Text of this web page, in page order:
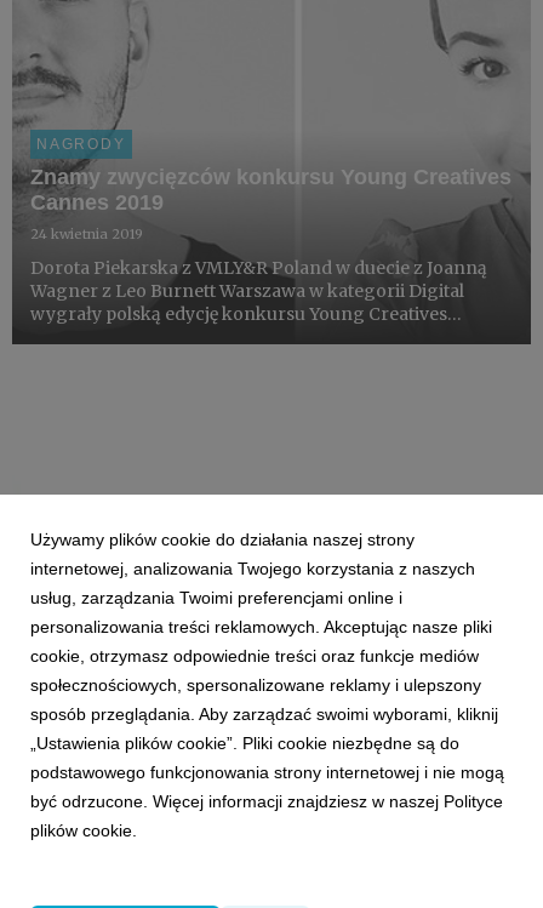
NAGRODY
Znamy zwycięzców konkursu Young Creatives
Cannes 2019
24 kwietnia 2019
Dorota Piekarska z VMLY&R Poland w duecie z Joanną
Wagner z Leo Burnett Warszawa w kategorii Digital
wygrały polską edycję konkursu Young Creatives
LUDZIE
Dariusz Andrian i Paweł Loedl jurorami Effie
Awards 2019
14 czerwca 2019
Dariusz Andrian, Chief Executive Officer oraz Paweł
Loedl, Chief Strategy Officer w VMLY&R Poland,
zasiadają w jury jubileuszowej, 20-tej edycji Effie Awards
Używamy plików cookie do działania naszej strony
internetowej, analizowania Twojego korzystania z naszych
usług, zarządzania Twoimi preferencjami online i
personalizowania treści reklamowych. Akceptując nasze pliki
cookie, otrzymasz odpowiednie treści oraz funkcje mediów
społecznościowych, spersonalizowane reklamy i ulepszony
sposób przeglądania. Aby zarządzać swoimi wyborami, kliknij
„Ustawienia plików cookie”. Pliki cookie niezbędne są do
podstawowego funkcjonowania strony internetowej i nie mogą
być odrzucone. Więcej informacji znajdziesz w naszej Polityce
plików cookie.